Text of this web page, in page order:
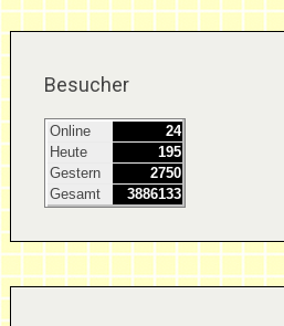
Besucher
Online
24
Heute
195
Gestern
2750
Gesamt
3886133